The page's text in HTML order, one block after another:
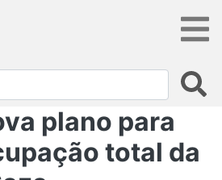
plano para
total da